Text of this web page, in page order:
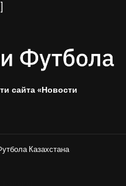
сайта «Новости
Казахстана